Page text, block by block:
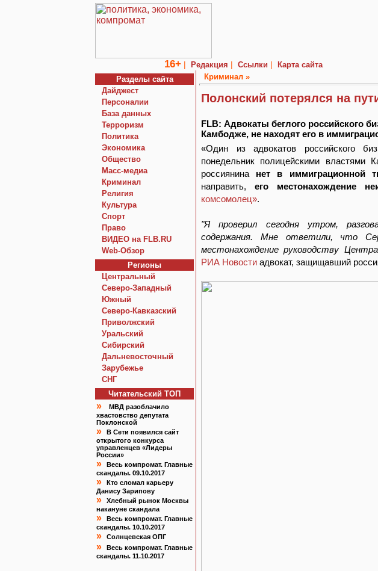
16+ | Редакция | Ссылки |
Карта сайта
Разделы сайта
Дайджест
Персоналии
База данных
Терроризм
Политика
Экономика
Общество
Macc-медиа
Криминал
Религия
Культура
Спорт
Право
ВИДЕО на FLB.RU
Web-Обзор
Регионы
Центральный
Северо-Западный
Южный
Северо-Кавказский
Приволжский
Уральский
Сибирский
Дальневосточный
Зарубежье
СНГ
Читательский TOП
»
МВД разоблачило
хвастовство депутата
Поклонской
»
В Сети появился сайт
открытого конкурса
управленцев «Лидеры
России»
»
Весь компромат. Главные
скандалы. 09.10.2017
»
Кто сломал карьеру
Данису Зарипову
»
Хлебный рынок Москвы
накануне скандала
»
Весь компромат. Главные
скандалы. 10.10.2017
» Солнцевская ОПГ
»
Весь компромат. Главные
скандалы. 11.10.2017
Криминал »
Полонский потерялся на
FLB: Адвокаты беглого российского
Камбодже, не находят его в
«Один из адвокатов российского
понедельник полицейскими властями
россиянина нет в иммиграционной
направить, его местонахождение
комсомолец».
"Я проверил сегодня утром,
содержания. Мне ответили, что
местонахождение руководству
РИА Новости адвокат, защищавший